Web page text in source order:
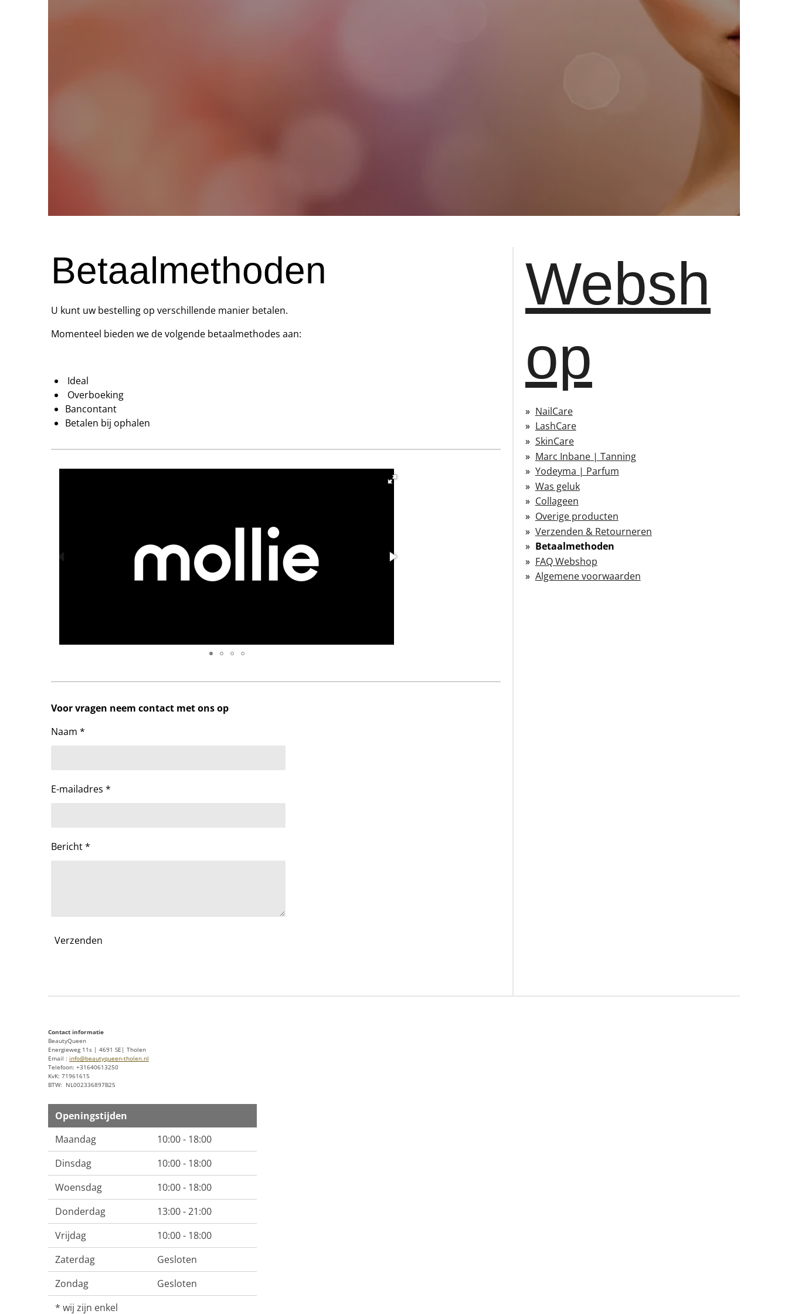
Betaalmethoden
U kunt uw bestelling op verschillende manier betalen.
Momenteel bieden we de volgende betaalmethodes aan:
Ideal
Overboeking
Bancontant
Betalen bij ophalen
Voor vragen neem contact met ons op
Naam *
E-mailadres *
Bericht *
Verzenden
Websh
op
NailCare
LashCare
SkinCare
Marc Inbane | Tanning
Yodeyma | Parfum
Was geluk
Collageen
Overige producten
Verzenden & Retourneren
Betaalmethoden
FAQ Webshop
Algemene voorwaarden
Contact informatie
BeautyQueen
Energieweg 11s | 4691 SE| Tholen
Email : info@beautyqueen-tholen.nl
Telefoon: +31640613250
KvK: 71961615
BTW: NL002336897B25
Openingstijden
Maandag
10:00 - 18:00
Dinsdag
10:00 - 18:00
Woensdag
10:00 - 18:00
Donderdag
13:00 - 21:00
Vrijdag
10:00 - 18:00
Zaterdag
Gesloten
Zondag
Gesloten
* wij zijn enkel